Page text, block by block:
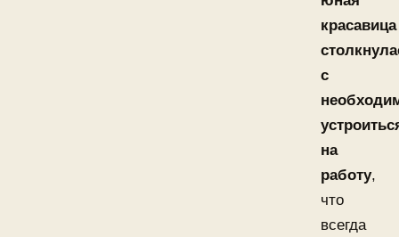
красавица
с
на
работу,
что
всегда